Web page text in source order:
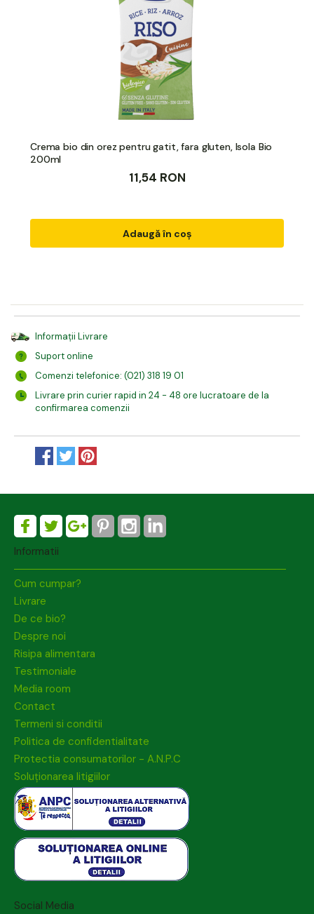
Crema bio din orez pentru gatit, fara gluten, Isola Bio
200ml
11,54 RON
Adaugă în coș
Informații Livrare
Suport online
Comenzi telefonice: (021) 318 19 01
Livrare prin curier rapid in 24 - 48 ore lucratoare de la
confirmarea comenzii
Informatii
Cum cumpar?
Livrare
De ce bio?
Despre noi
Risipa alimentara
Testimoniale
Media room
Contact
Termeni si conditii
Politica de confidentialitate
Protectia consumatorilor - A.N.P.C
Soluționarea litigiilor
Social Media